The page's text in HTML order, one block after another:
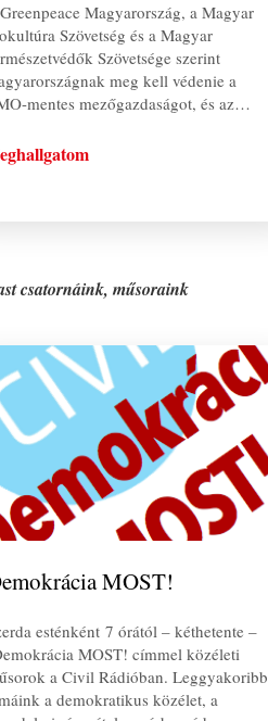
Magyarország, a Magyar
Szövetség és a Magyar
Szövetsége szerint
meg kell védenie a
mentes mezőgazdaságot, és az…
csatornáink, műsoraink
MOST!
esténként 7 órától – kéthetente –
MOST! címmel közéleti
a Civil Rádióban. Leggyakoribb
a demokratikus közélet, a